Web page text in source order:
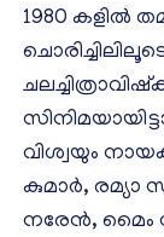
1980 കളിൽ
വിശ്വയും
കുമാർ,
നരേൻ, മൈം